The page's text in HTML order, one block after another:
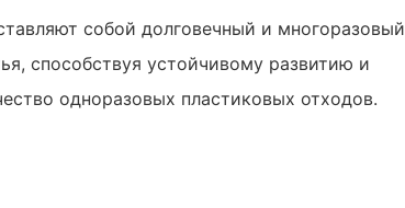
собой долговечный и многоразовый
способствуя устойчивому развитию и
одноразовых пластиковых отходов.